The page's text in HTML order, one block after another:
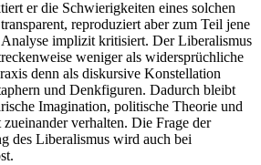
er die Schwierigkeiten eines solchen
reproduziert aber zum Teil jene
implizit kritisiert. Der Liberalismus
weniger als widersprüchliche
denn als diskursive Konstellation
und Denkfiguren. Dadurch bleibt
Imagination, politische Theorie und
verhalten. Die Frage der
des Liberalismus wird auch bei